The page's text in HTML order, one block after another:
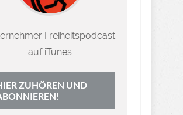
Freiheitspodcast
auf iTunes
ZUHÖREN UND